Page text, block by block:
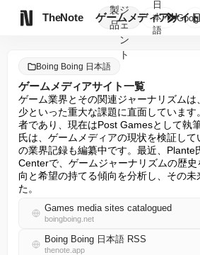
TheNote
製
品
ジ
ェ
ン
ト
ゲームメディアサイ
日
本
語

Boing Boing 日本語
ゲームメディアサイト一覧
ゲーム業界とその関連ジャーナリズム
少といった重大な課題に直面していま
者であり、現在はPost Gamesとして執
氏は、ゲームメディアの現状を検証し
の業界記録も編纂中です。最近、Plante
Centerで、ゲームジャーナリズムの歴
向と希望の持てる傾向を分析し、その未
た。
Games media sites catalogued
boingboing.net
Boing Boing 日本語 RSS
thenote.app